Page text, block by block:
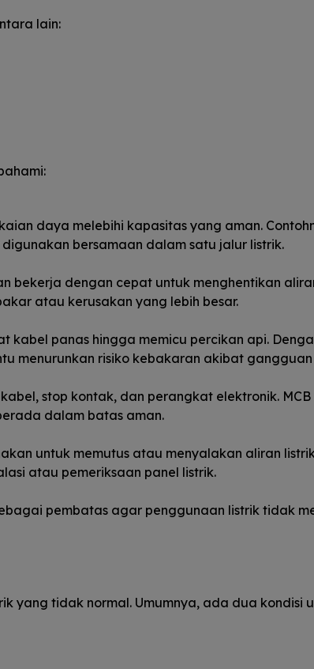
lain:
daya melebihi kapasitas yang aman.
bersamaan dalam satu jalur listrik.
bekerja dengan cepat untuk menghentikan
atau kerusakan yang lebih besar.
kabel panas hingga memicu percikan api.
menurunkan risiko kebakaran akibat gangguan
stop kontak, dan perangkat elektronik. MCB
dalam batas aman.
untuk memutus atau menyalakan aliran
atau pemeriksaan panel listrik.
pembatas agar penggunaan listrik tidak
yang tidak normal. Umumnya, ada dua kondisi